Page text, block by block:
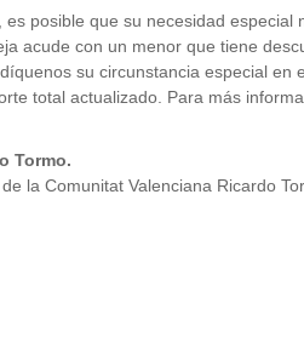
posible que su necesidad
acude con un menor que tiene
su circunstancia especial
total actualizado. Para más
Tormo.
la Comunitat Valenciana Ricardo